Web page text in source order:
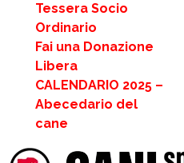
Tessera Socio
Ordinario
Fai una Donazione
Libera
CALENDARIO 2025 –
Abecedario del
cane